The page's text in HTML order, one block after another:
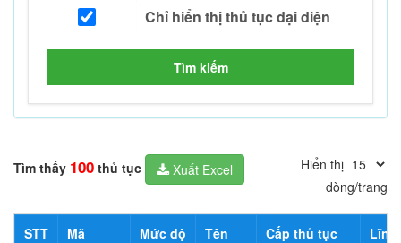
Tìm kiếm
Tìm thấy 100 thủ tục Xuất Excel
Hiển thị
dòng/trang
STT
Mã
Mức độ
Tên
Cấp thủ tục
Lĩnh